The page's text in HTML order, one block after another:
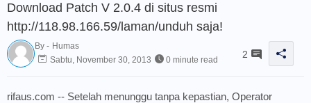
Download Patch V 2.0.4 di situs resmi
http://118.98.166.59/laman/unduh saja!
By - Humas
Sabtu, November 30, 2013
0 minute read 2
rifaus.com -- Setelah menunggu tanpa kepastian, Operator